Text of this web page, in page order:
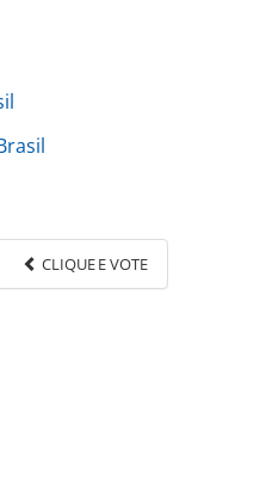
CLIQUE E VOTE
para-
as ferramentas
é protegido
sem